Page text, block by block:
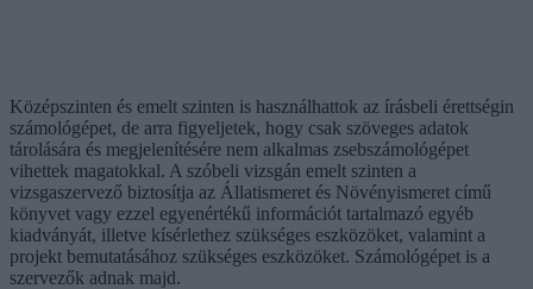
Középszinten és emelt szinten is használhattok az írásbeli érettségin
számológépet, de arra figyeljetek, hogy csak szöveges adatok
tárolására és megjelenítésére nem alkalmas zsebszámológépet
vihettek magatokkal. A szóbeli vizsgán emelt szinten a
vizsgaszervező biztosítja az Állatismeret és Növényismeret című
könyvet vagy ezzel egyenértékű információt tartalmazó egyéb
kiadványát, illetve kísérlethez szükséges eszközöket, valamint a
projekt bemutatásához szükséges eszközöket. Számológépet is a
szervezők adnak majd.